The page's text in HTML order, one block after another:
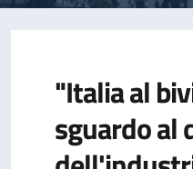
"Italia al
sguardo al